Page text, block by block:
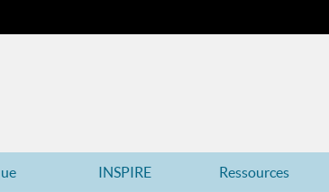
INSPIRE Ressources